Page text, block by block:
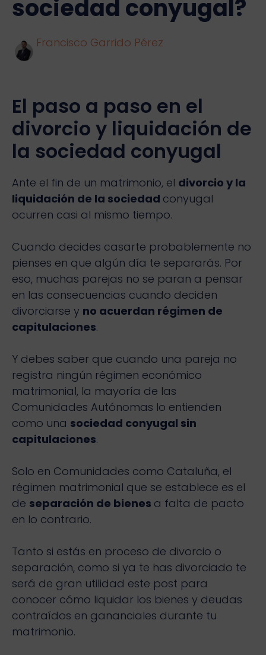
sociedad conyugal?
Francisco Garrido Pérez
El paso a paso en el
divorcio y liquidación de
la sociedad conyugal
Ante el fin de un matrimonio, el divorcio y la
liquidación de la sociedad conyugal
ocurren casi al mismo tiempo.
Cuando decides casarte probablemente no
pienses en que algún día te separarás. Por
eso, muchas parejas no se paran a pensar
en las consecuencias cuando deciden
divorciarse y no acuerdan régimen de
capitulaciones.
Y debes saber que cuando una pareja no
registra ningún régimen económico
matrimonial, la mayoría de las
Comunidades Autónomas lo entienden
como una sociedad conyugal sin
capitulaciones.
Solo en Comunidades como Cataluña, el
régimen matrimonial que se establece es el
de separación de bienes a falta de pacto
en lo contrario.
Tanto si estás en proceso de divorcio o
separación, como si ya te has divorciado te
será de gran utilidad este post para
conocer cómo liquidar los bienes y deudas
contraídos en gananciales durante tu
matrimonio.